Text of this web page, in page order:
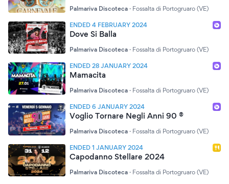
Palmariva Discoteca · Fossalta di Portogruaro (VE)
ENDED 4 FEBRUARY 2024
Dove Si Balla
Palmariva Discoteca · Fossalta di Portogruaro (VE)
ENDED 28 JANUARY 2024
Mamacita
Palmariva Discoteca · Fossalta di Portogruaro (VE)
ENDED 6 JANUARY 2024
Voglio Tornare Negli Anni 90 ®
Palmariva Discoteca · Fossalta di Portogruaro (VE)
ENDED 1 JANUARY 2024
Capodanno Stellare 2024
Palmariva Discoteca · Fossalta di Portogruaro (VE)